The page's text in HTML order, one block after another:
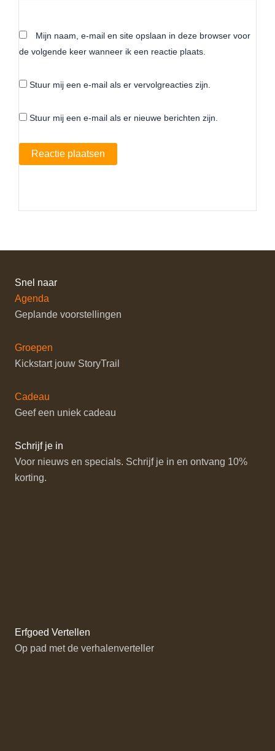
Mijn naam, e-mail en site opslaan in deze browser voor
de volgende keer wanneer ik een reactie plaats.
Stuur mij een e-mail als er vervolgreacties zijn.
Stuur mij een e-mail als er nieuwe berichten zijn.
Snel naar
Agenda
Geplande voorstellingen
Groepen
Kickstart jouw StoryTrail
Cadeau
Geef een uniek cadeau
Schrijf je in
Voor nieuws en specials. Schrijf je in en ontvang 10%
korting.
Erfgoed Vertellen
Op pad met de verhalenverteller